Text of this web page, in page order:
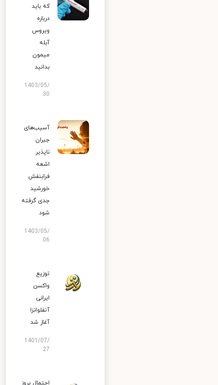
که باید
درباره
ویروس
آبله
میمون
بدانید
1403/05/
30
آسیب‌های
جبران
ناپذیر
اشعه
فرابنفش
خورشید
جدی گرفته
شود
1403/05/
06
توزیع
واکسن
ایرانی
آنفلوانزا
آغاز شد
1401/07/
27
احتمال بروز